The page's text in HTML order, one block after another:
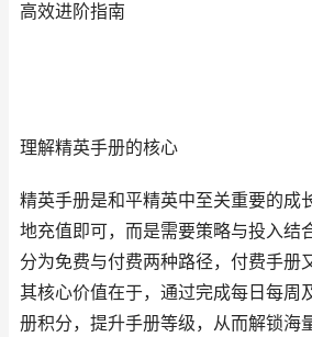
高效进阶指南
理解精英手册的核心
精英手册是和平精英中至关重要的成
地充值即可，而是需要策略与投入结
分为免费与付费两种路径，付费手册
其核心价值在于，通过完成每日每周
册积分，提升手册等级，从而解锁海